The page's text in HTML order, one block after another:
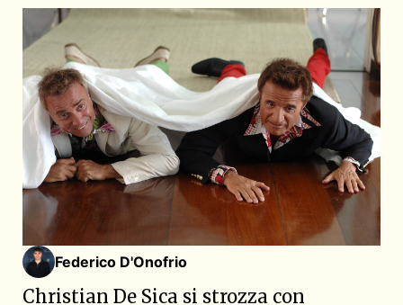
Federico D'Onofrio
Christian De Sica si strozza con